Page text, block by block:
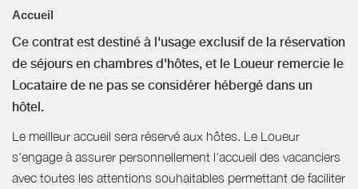
Accueil
Ce contrat est destiné à l'usage exclusif de la réservation
de séjours en chambres d'hôtes, et le Loueur remercie le
Locataire de ne pas se considérer hébergé dans un
hôtel.
Le meilleur accueil sera réservé aux hôtes. Le Loueur
s'engage à assurer personnellement l'accueil des vacanciers
avec toutes les attentions souhaitables permettant de faciliter